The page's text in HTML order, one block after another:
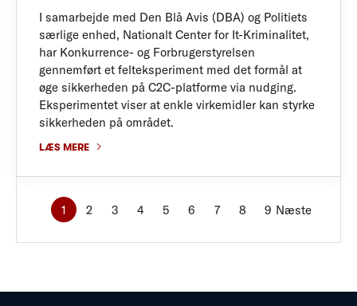
I samarbejde med Den Blå Avis (DBA) og Politiets
særlige enhed, Nationalt Center for It-Kriminalitet,
har Konkurrence- og Forbrugerstyrelsen
gennemført et felteksperiment med det formål at
øge sikkerheden på C2C-platforme via nudging.
Eksperimentet viser at enkle virkemidler kan styrke
sikkerheden på området.
LÆS MERE
1 2 3 4 5 6 7 8 9 Næste